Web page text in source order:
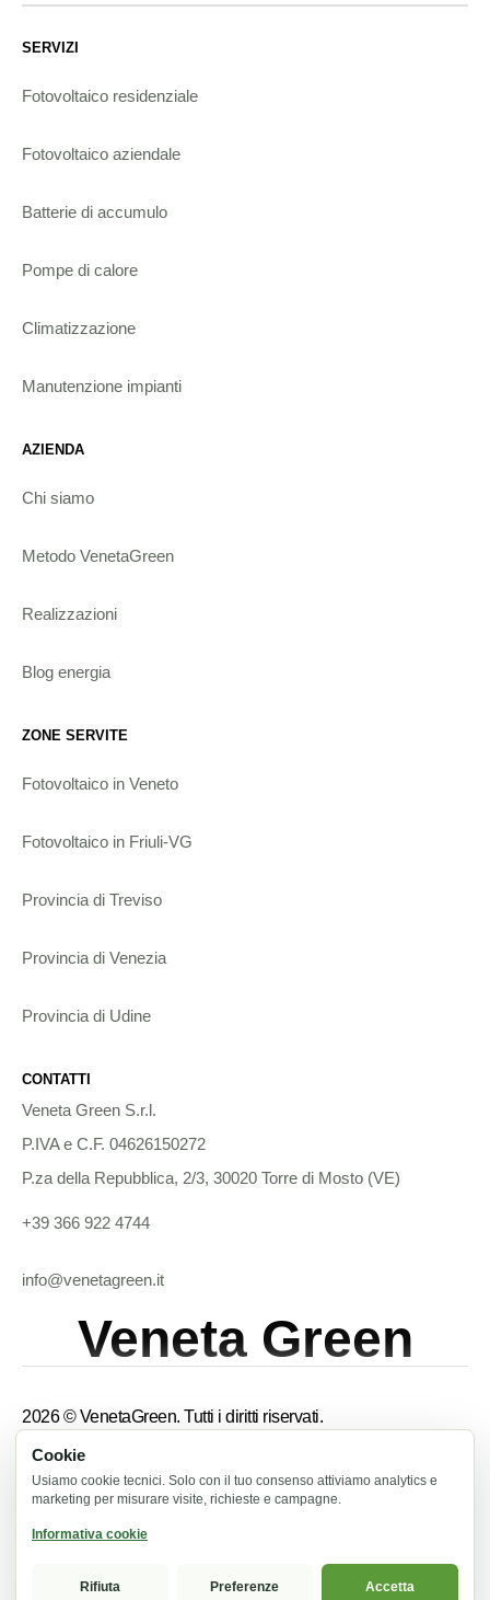
SERVIZI
Fotovoltaico residenziale
Fotovoltaico aziendale
Batterie di accumulo
Pompe di calore
Climatizzazione
Manutenzione impianti
AZIENDA
Chi siamo
Metodo VenetaGreen
Realizzazioni
Blog energia
ZONE SERVITE
Fotovoltaico in Veneto
Fotovoltaico in Friuli-VG
Provincia di Treviso
Provincia di Venezia
Provincia di Udine
CONTATTI
Veneta Green S.r.l.
P.IVA e C.F. 04626150272
P.za della Repubblica, 2/3, 30020 Torre di Mosto (VE)
+39 366 922 4744
info@venetagreen.it
Veneta Green
2026 © VenetaGreen. Tutti i diritti riservati.
Termini e condizioni
Informativa privacy
Cookie
Usiamo cookie tecnici. Solo con il tuo consenso attiviamo analytics e
marketing per misurare visite, richieste e campagne.
Informativa cookie
Rifiuta Preferenze Accetta